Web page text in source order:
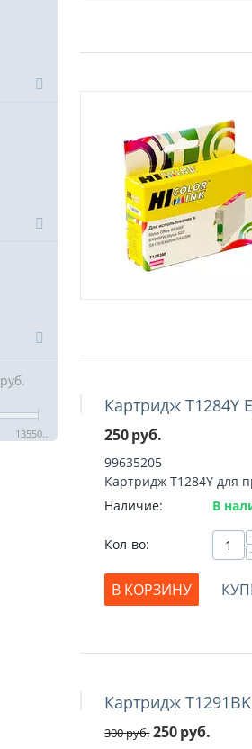
руб.
13550руб.
Картридж T1284Y
250руб.
99635205
Картридж T1284Y для
Наличие:
В
Кол-во:
В КОРЗИНУ
Скидка 17%
Картридж
300руб. 250руб.